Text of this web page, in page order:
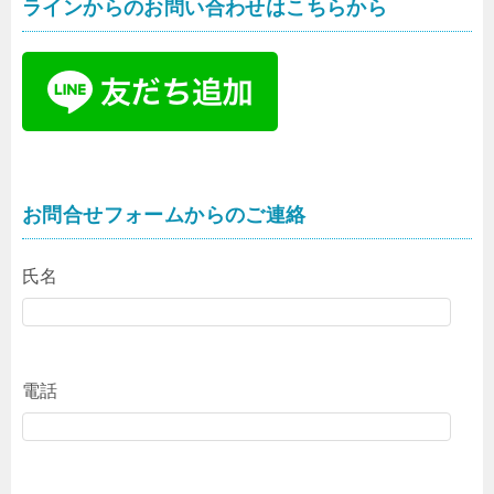
ラインからのお問い合わせはこちらから
お問合せフォームからのご連絡
氏名
電話